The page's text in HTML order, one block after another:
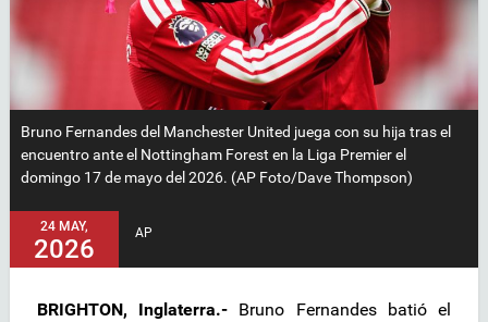
Bruno Fernandes del Manchester United juega con su hija tras el
encuentro ante el Nottingham Forest en la Liga Premier el
domingo 17 de mayo del 2026. (AP Foto/Dave Thompson)
24 MAY,
2026
AP
BRIGHTON, Inglaterra.- Bruno Fernandes batió el